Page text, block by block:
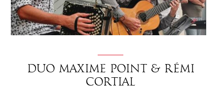
Duo Maxime Point & Rémi
Cortial